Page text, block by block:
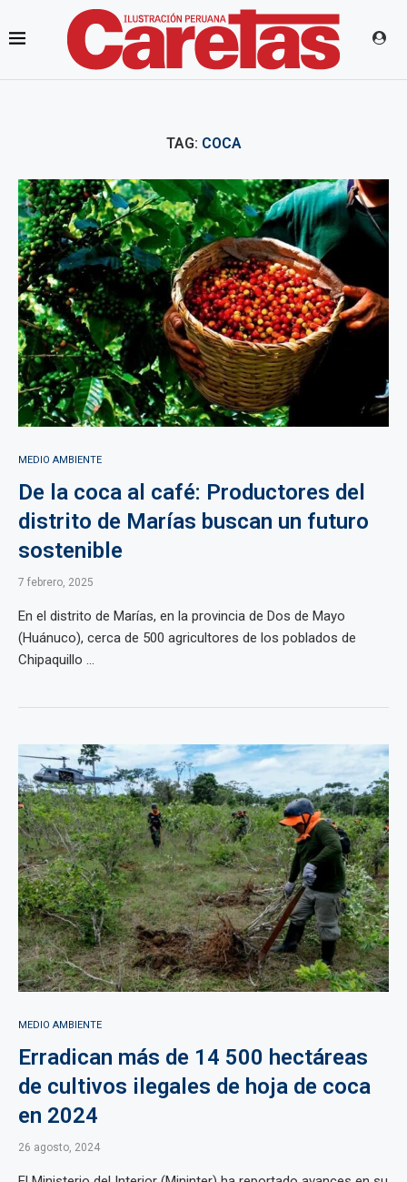
TAG: COCA
MEDIO AMBIENTE
De la coca al café: Productores del
distrito de Marías buscan un futuro
sostenible
7 febrero, 2025
En el distrito de Marías, en la provincia de Dos de Mayo
(Huánuco), cerca de 500 agricultores de los poblados de
Chipaquillo ...
MEDIO AMBIENTE
Erradican más de 14 500 hectáreas
de cultivos ilegales de hoja de coca
en 2024
26 agosto, 2024